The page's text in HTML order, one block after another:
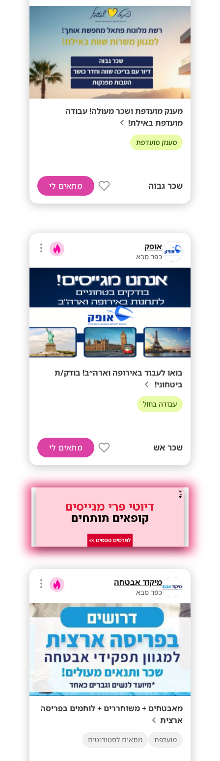
מענק מועדפת ושכר מעולה! עבודה
מועדפת באילת!
מענק מועדפת
שכר גבוה מתאים לי
אופק
כפר סבא
בואו לעבוד באירופה וארה״ב! בודק/ת
ביטחוני!
עבודה בחול
שכר אש מתאים לי
מיקוד אבטחה
כפר סבא
מאבטחים + משוחררים + לוחמים בפריסה
ארצית
מועדפת מתאים לסטודנטים